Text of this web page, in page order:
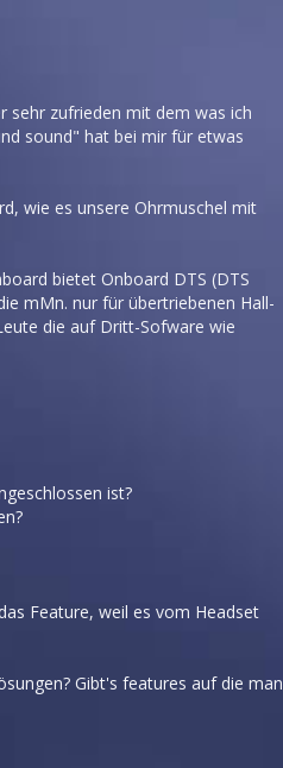
sehr zufrieden mit dem was ich
sound" hat bei mir für etwas
wie es unsere Ohrmuschel mit
bietet Onboard DTS (DTS
mMn. nur für übertriebenen Hall-
die auf Dritt-Sofware wie
ist?
Feature, weil es vom Headset
Gibt's features auf die man